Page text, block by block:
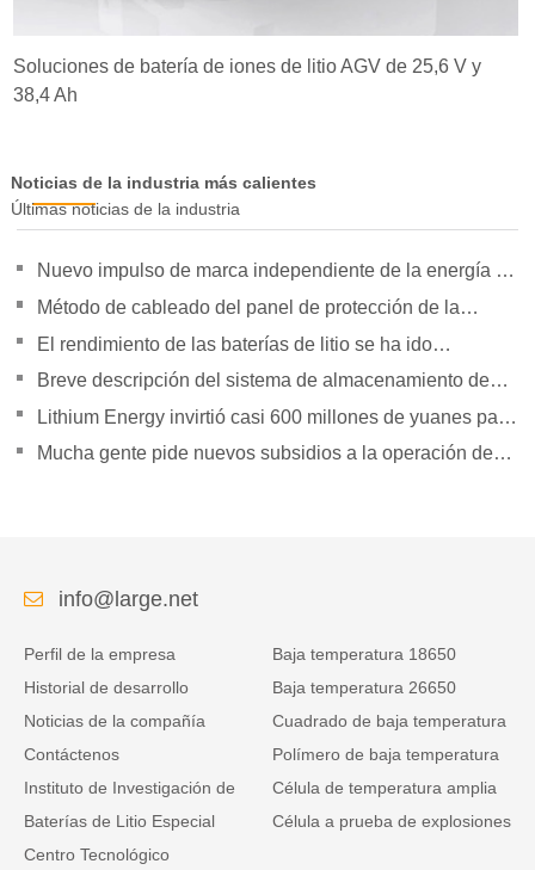
Soluciones de batería de iones de litio AGV de 25,6 V y
38,4 Ah
Noticias de la industria más calientes
Últimas noticias de la industria
Nuevo impulso de marca independiente de la energía de
la orientación de política para duplicar su presión
Método de cableado del panel de protección de la
batería de litio
El rendimiento de las baterías de litio se ha ido
superando gradualmente
Breve descripción del sistema de almacenamiento de
energía Tesla Powerpack Large
Lithium Energy invirtió casi 600 millones de yuanes para
establecer subsidiarias
Mucha gente pide nuevos subsidios a la operación de
info@large.net
Perfil de la empresa
Historial de desarrollo
Noticias de la compañía
Contáctenos
Instituto de Investigación de
Baterías de Litio Especial
Centro Tecnológico
Baja temperatura 18650
Baja temperatura 26650
Cuadrado de baja temperatura
Polímero de baja temperatura
Célula de temperatura amplia
Célula a prueba de explosiones